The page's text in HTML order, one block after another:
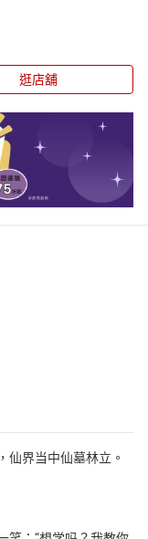
逛店舖
仙界当中仙墓林立。